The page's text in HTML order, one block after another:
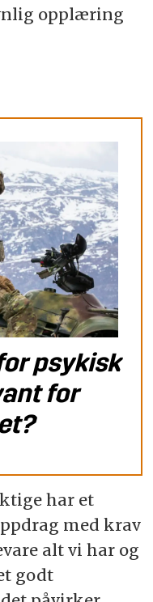
opplæring
psykisk
for
har et
med krav
alt vi har og
godt